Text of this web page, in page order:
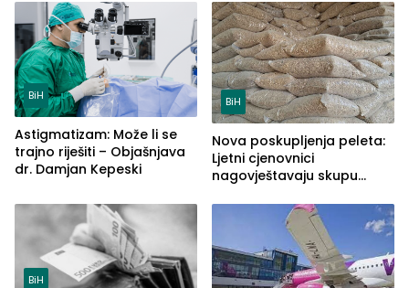
BiH
Astigmatizam: Može li se
trajno riješiti – Objašnjava
dr. Damjan Kepeski
BiH
Nova poskupljenja peleta:
Ljetni cjenovnici
nagovještavaju skupu
BiH